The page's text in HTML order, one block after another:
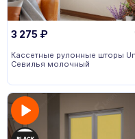
3 275 ₽
Кассетные рулонные шторы
Севилья молочный